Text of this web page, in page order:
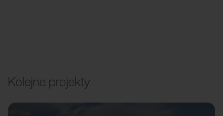
Kolejne projekty